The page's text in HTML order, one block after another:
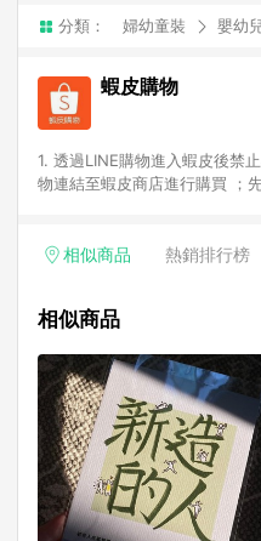
分類： 婦幼童裝 嬰幼
蝦皮購物
1. 透過LINE購物進入蝦皮後禁
物連結至蝦皮商店進行購買 ；
計算。 6. 用戶需於同一瀏覽器
後續七天內未透過其他媒體來
知，亦可能無法收到點數，再
指定之途徑及方式完成交易，
單日期+60天以內進行洽詢確
單記錄，如於LINE購物訂單紀錄
事項] 1.如導購途中用戶由網頁
購買過程中關閉蝦皮APP，則需重
蝦皮商城將商品加入購物車，
自 2018/10/24 起購買蝦皮拍賣商品，不符合贈點資格 5. 透過
相似商品 熱銷排行榜
相似商品